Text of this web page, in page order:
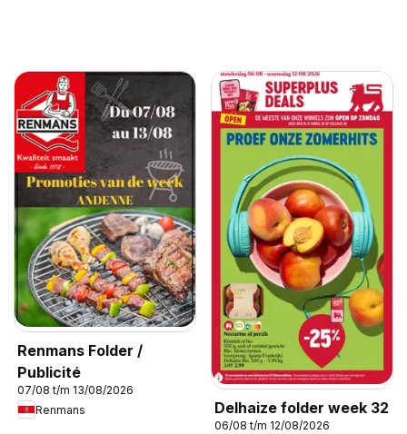
Renmans Folder /
Publicité
07/08 t/m 13/08/2026
Renmans
Delhaize folder week 32
06/08 t/m 12/08/2026